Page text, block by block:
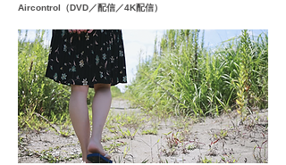
Aircontrol（DVD／配信／4K配信）